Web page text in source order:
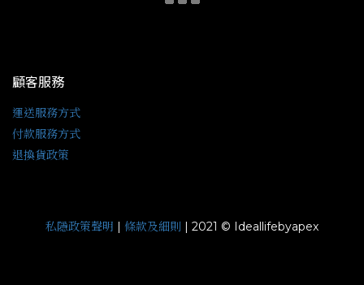
顧客服務
運送服務方式
付款服務方式
退換貨政策
私隱政策聲明 | 條款及細則 | 2021 © Ideallifebyapex